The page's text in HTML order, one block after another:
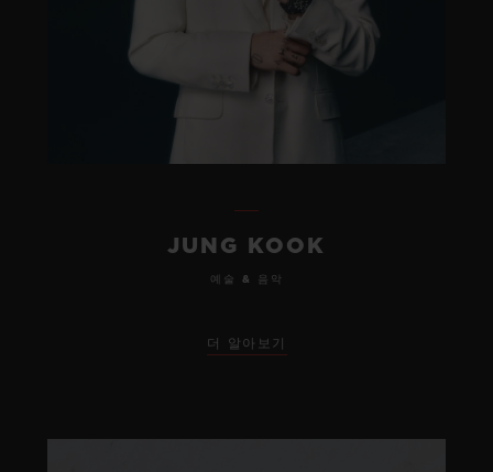
JUNG KOOK
예술 & 음악
더 알아보기